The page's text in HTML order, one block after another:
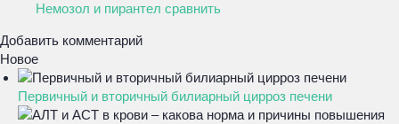
Немозол и пирантел сравнить
Добавить комментарий
Новое
Первичный и вторичный билиарный цирроз печени